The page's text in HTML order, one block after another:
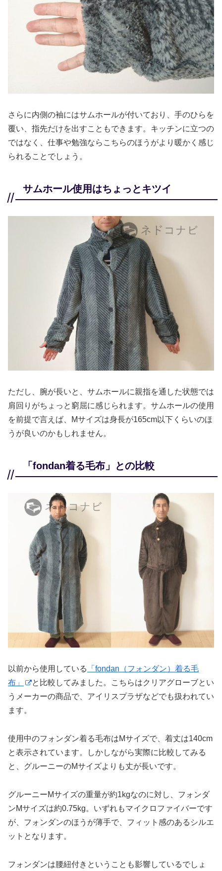
さらに内側の袖にはサムホールが付いており、手のひらを
覆い、指先だけを出すこともできます。キッチンに立つの
ではなく、仕事や勉強ならこちらのほうがより暖かく感じ
られることでしょう。
サムホール使用はちょっとキツイ
ただし、腕が長いと、サムホールに親指を通した状態では
肩回りがちょっと窮屈に感じられます。サムホールの使用
を前提で言えば、Mサイズは身長が165cm以下くらいのほ
うが良いのかもしれません。
「fondan着る毛布」との比較
以前から使用している
「fondan（フォンダン）着る毛
布」
と比較してみました。こちらはクリアグローブとい
うメーカーの商品で、アイリスプラザなどでも扱われてい
ます。
使用中のフォンダン着る毛布はMサイズで、着丈は140cm
と表示されています。しかしながら実際に比較してみる
と、グルーニーのMサイズよりも丈が長いです。
グルーニーMサイズの重量が約1kgなのに対し、フォンダ
ンMサイズは約0.75kg。いずれもマイクロファイバーです
が、フォンダンのほうが薄手で、フィット感のあるシルエ
ットとなります。
フォンダンは腰紐付きということも影響しているでしょ